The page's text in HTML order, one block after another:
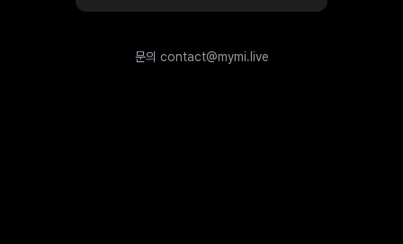
문의 contact@mymi.live